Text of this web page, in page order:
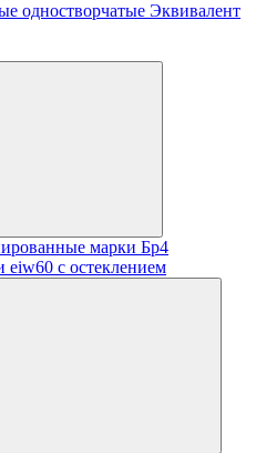
одностворчатые Эквивалент
марки Бр4
с остеклением